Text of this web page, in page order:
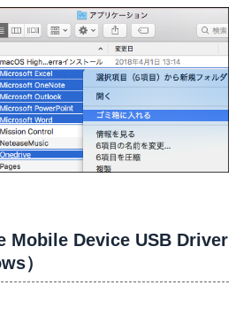
Mobile Device USB Driver
）